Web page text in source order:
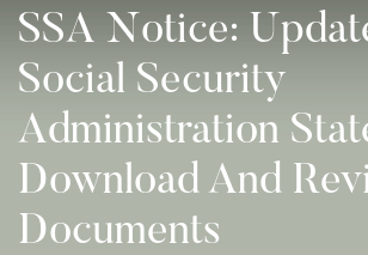
SSA Notice:
Social Security
Administration
Download And
Documents